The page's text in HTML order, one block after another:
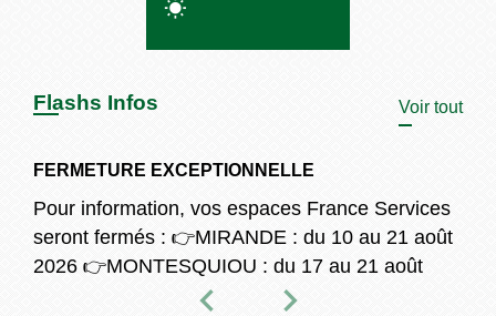
wb_sunny
Flashs Infos Voir tout
FERMETURE EXCEPTIONNELLE
Pour information, vos espaces France Services
seront fermés : 👉️ MIRANDE : du 10 au 21 août
2026 👉️ MONTESQUIOU : du 17 au 21 août
chevron_left Previous
chevron_right